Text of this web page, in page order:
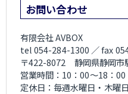
お問い合わせ
有限会社 AVBOX
tel 054-284-1300 ／ fax
〒422-8072 静岡県静岡市
営業時間：10：00～18：00
定休日：毎週水曜日・木曜日